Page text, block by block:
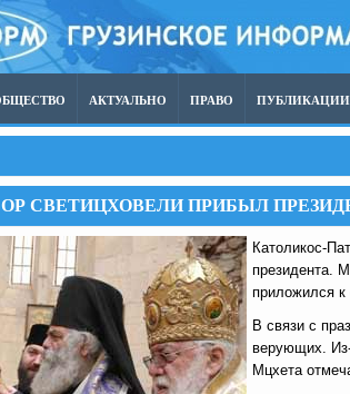
АКТУАЛЬНО ПРАВО ПУБЛИКАЦИИ
СВЕТИЦХОВЕЛИ ПРИБЫЛ
Католикос-
президента.
приложился к
В связи с
верующих.
Мцхета